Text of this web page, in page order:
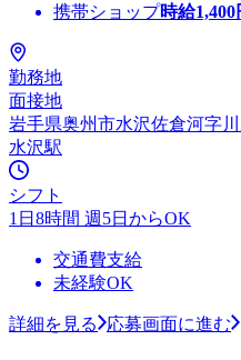
携帯ショップ時給1,400
勤務地
面接地
岩手県奥州市水沢佐倉河字
水沢駅
シフト
1日8時間 週5日からOK
交通費支給
未経験OK
詳細を見る 応募画面に進む